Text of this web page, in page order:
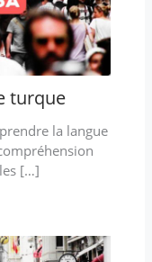
turque
la langue
[…]